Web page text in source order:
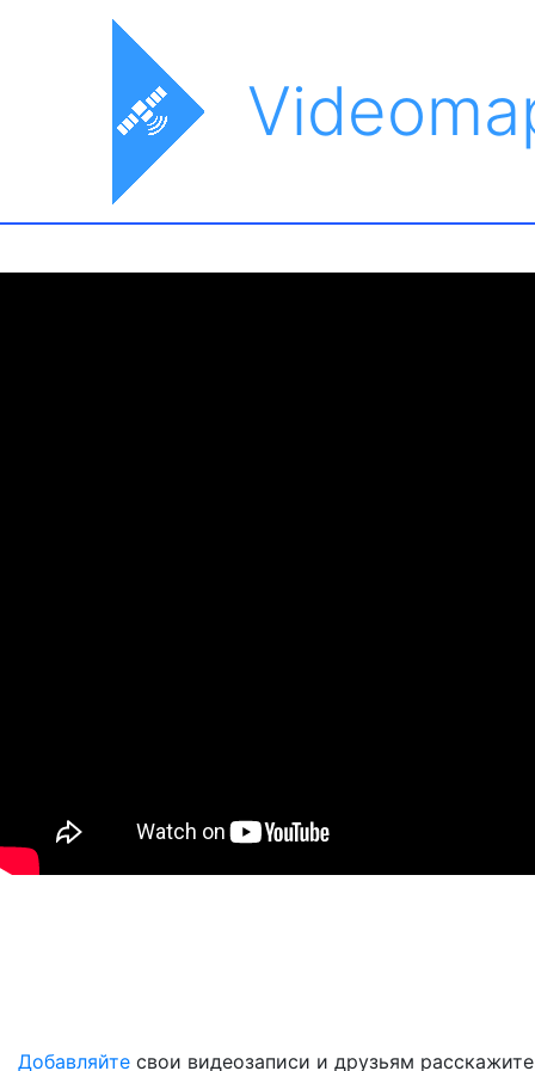
Добавляйте свои видеозаписи и друзьям